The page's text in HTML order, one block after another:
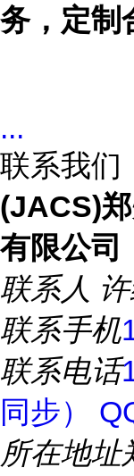
务，定制
...
联系我们
(JACS)
有限公司
联系人
联系手机
联系电话
同步）
所在地址